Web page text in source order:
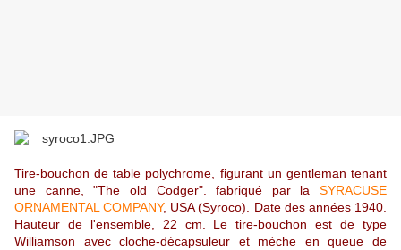
Tire-bouchon de table polychrome, figurant un gentleman tenant
une canne, "The old Codger". fabriqué par la SYRACUSE
ORNAMENTAL COMPANY, USA (Syroco). Date des années 1940.
Hauteur de l'ensemble, 22 cm. Le tire-bouchon est de type
Williamson avec cloche-décapsuleur et mèche en queue de